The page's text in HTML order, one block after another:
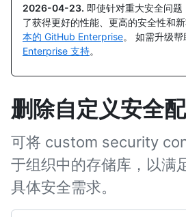
2026-04-23. 即使针对重大安全问
了获得更好的性能、更高的安全性和
本的 GitHub Enterprise。 如需升级
Enterprise 支持。
删除自定义安全
可将 custom security
于组织中的存储库，以满
具体安全需求。